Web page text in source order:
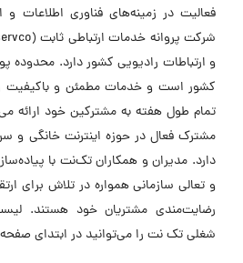
فعالیت در زمینه‌های فناوری اطلاعات
و ارتباطات رادیویی کشور دارد.
کشور است و خدمات مطمئن و باکیفیت
تمام طول هفته به مشترکین خود ارائه
مشترک فعال در حوزه اینترنت خانگی و
دارد. مدیران و همکاران تک‌نت با
و تعالی سازمانی همواره در تلاش برای
رضایت‌مندی مشتریان خود هستند.
شغلی تک نت را می‌توانید در ابتدای